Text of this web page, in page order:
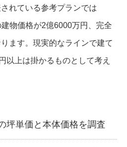
れている参考プランでは
物価格が2億6000万円、完全
ます。現実的なラインで建て
以上は掛かるものとして考え
坪単価と本体価格を調査